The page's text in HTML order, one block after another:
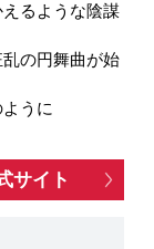
るような陰謀
の円舞曲が始
うに
サイト